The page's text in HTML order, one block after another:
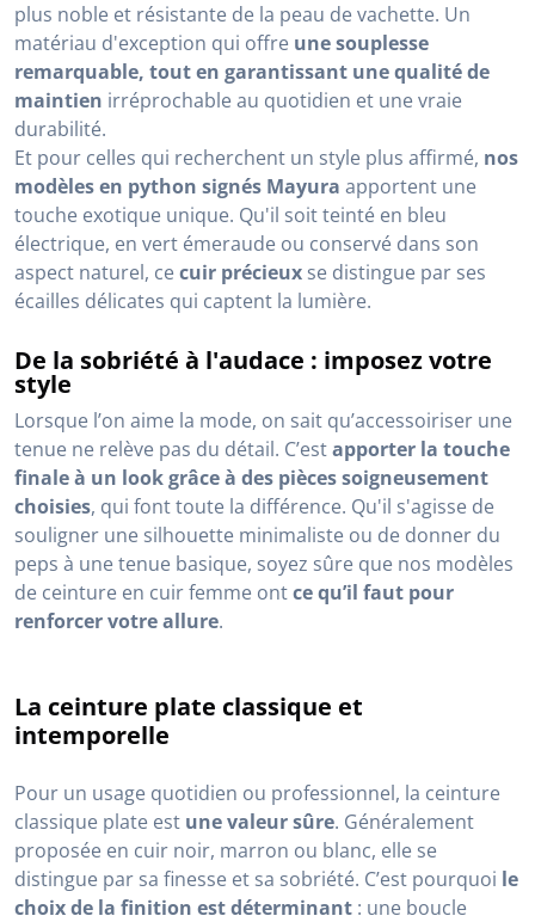
plus noble et résistante de la peau de vachette. Un
matériau d'exception qui offre une souplesse
remarquable, tout en garantissant une qualité de
maintien irréprochable au quotidien et une vraie
durabilité.
Et pour celles qui recherchent un style plus affirmé, nos
modèles en python signés Mayura apportent une
touche exotique unique. Qu'il soit teinté en bleu
électrique, en vert émeraude ou conservé dans son
aspect naturel, cecuir précieux se distingue par ses
écailles délicates qui captent la lumière.
De la sobriété à l'audace : imposez votre
style
Lorsque l’on aime la mode, on sait qu’accessoiriser une
tenue ne relève pas du détail. C’estapporter la touche
finale à un look grâce à des pièces soigneusement
choisies, qui font toute la différence. Qu'il s'agisse de
souligner une silhouette minimaliste ou de donner du
peps à une tenue basique, soyez sûre que nos modèles
de ceinture en cuir femme ontce qu’il faut pour
renforcer votre allure.
La ceinture plate classique et
intemporelle
Pour un usage quotidien ou professionnel, la ceinture
classique plate est une valeur sûre. Généralement
proposée en cuir noir, marron ou blanc, elle se
distingue par sa finesse et sa sobriété. C’est pourquoi le
choix de la finition est déterminant : une boucle